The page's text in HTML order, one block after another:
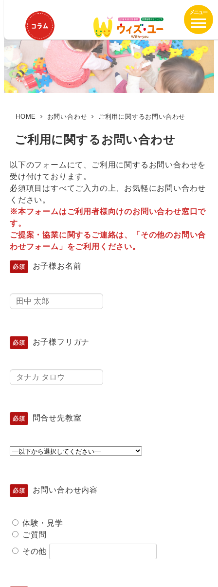
コ
テ
ン
ツ
HOME お問い合わせ ご利用に関するお問い合わせ
ご利用に関するお問い合わせ
以下のフォームにて、ご利用に関するお問い合わせを
受け付けております。
必須項目はすべてご入力の上、お気軽にお問い合わせ
ください。
※本フォームはご利用者様向けのお問い合わせ窓口で
す。
ご提案・協業に関するご連絡は、「その他のお問い合
わせフォーム」をご利用ください。
お子様お名前
お子様フリガナ
問合せ先教室
お問い合わせ内容
体験・見学
ご質問
その他